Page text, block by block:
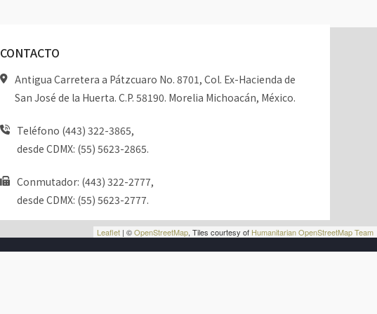
Leaflet | ©OpenStreetMap, Tiles courtesy of Humanitarian OpenStreetMap Team
CONTACTO
Antigua Carretera a Pátzcuaro No. 8701, Col. Ex-Hacienda de
San José de la Huerta. C.P. 58190. Morelia Michoacán, México.
Teléfono (443) 322-3865,
desde CDMX: (55) 5623-2865.
Conmutador: (443) 322-2777,
desde CDMX: (55) 5623-2777.